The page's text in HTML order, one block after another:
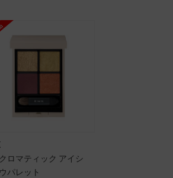
ロマティック アイシ
パレット